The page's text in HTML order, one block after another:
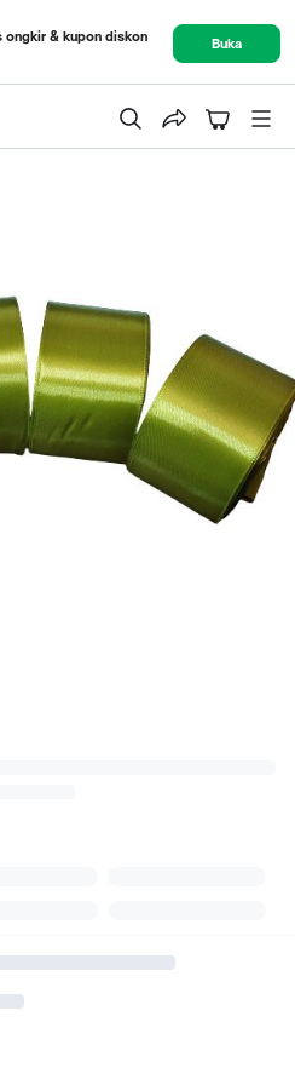
ongkir & kupon diskon
Buka